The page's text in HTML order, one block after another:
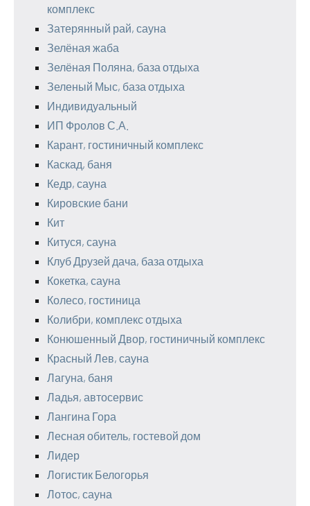
комплекс
Затерянный рай, сауна
Зелёная жаба
Зелёная Поляна, база отдыха
Зеленый Мыс, база отдыха
Индивидуальный
ИП Фролов С.А.
Карант, гостиничный комплекс
Каскад, баня
Кедр, сауна
Кировские бани
Кит
Китуся, сауна
Клуб Друзей дача, база отдыха
Кокетка, сауна
Колесо, гостиница
Колибри, комплекс отдыха
Конюшенный Двор, гостиничный комплекс
Красный Лев, сауна
Лагуна, баня
Ладья, автосервис
Лангина Гора
Лесная обитель, гостевой дом
Лидер
Логистик Белогорья
Лотос, сауна